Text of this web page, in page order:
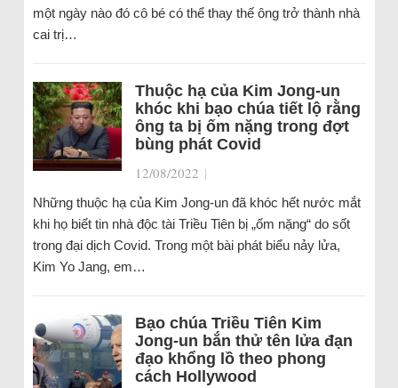
một ngày nào đó cô bé có thể thay thế ông trở thành nhà
cai trị…
Thuộc hạ của Kim Jong-un
khóc khi bạo chúa tiết lộ rằng
ông ta bị ốm nặng trong đợt
bùng phát Covid
12/08/2022 |
Những thuộc hạ của Kim Jong-un đã khóc hết nước mắt
khi họ biết tin nhà độc tài Triều Tiên bị „ốm nặng“ do sốt
trong đại dịch Covid. Trong một bài phát biểu nảy lửa,
Kim Yo Jang, em…
Bạo chúa Triều Tiên Kim
Jong-un bắn thử tên lửa đạn
đạo khổng lồ theo phong
cách Hollywood